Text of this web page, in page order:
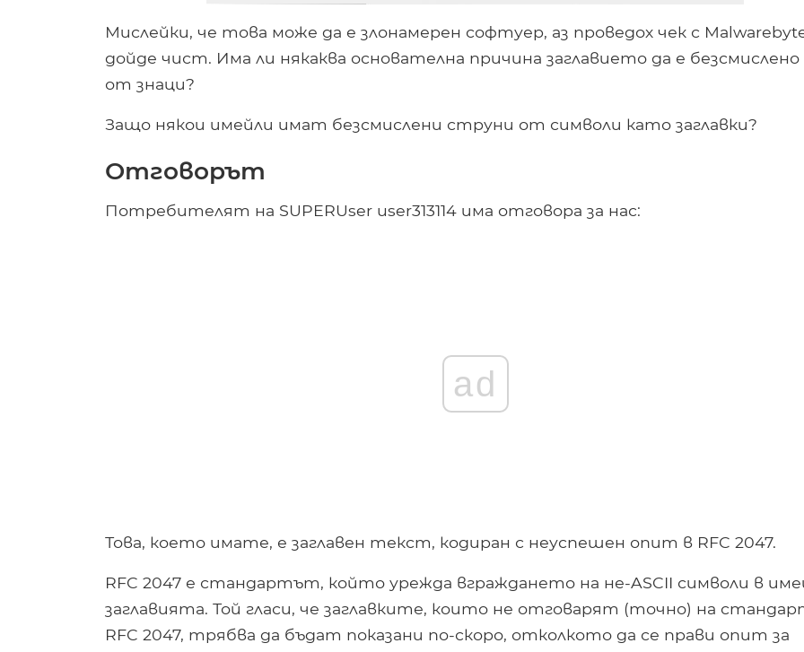
Мислейки, че това може да е злонамерен софтуер, аз проведох чек с
дойде чист. Има ли някаква основателна причина заглавието да е безсмислено
от знаци?
Защо някои имейли имат безсмислени струни от символи като заглавки?
Отговорът
Потребителят на SUPERUser user313114 има отговора за нас:
ad
Това, което имате, е заглавен текст, кодиран с неуспешен опит в RFC 2047.
RFC 2047 е стандартът, който урежда вграждането на не-ASCII символи в
заглавията. Той гласи, че заглавките, които не отговарят (точно) на
RFC 2047, трябва да бъдат показани по-скоро, отколкото да се прави опит за